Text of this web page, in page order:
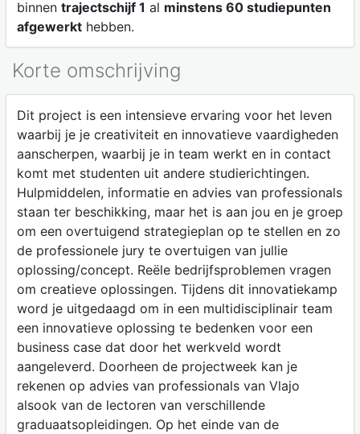
binnen trajectschijf 1 al minstens 60 studiepunten
afgewerkthebben.
Korte omschrijving
Dit project is een intensieve ervaring voor het leven
waarbij je je creativiteit en innovatieve vaardigheden
aanscherpen, waarbij je in team werkt en in contact
komt met studenten uit andere studierichtingen.
Hulpmiddelen, informatie en advies van professionals
staan ter beschikking, maar het is aan jou en je groep
om een overtuigend strategieplan op te stellen en zo
de professionele jury te overtuigen van jullie
oplossing/concept. Reële bedrijfsproblemen vragen
om creatieve oplossingen. Tijdens dit innovatiekamp
word je uitgedaagd om in een multidisciplinair team
een innovatieve oplossing te bedenken voor een
business case dat door het werkveld wordt
aangeleverd. Doorheen de projectweek kan je
rekenen op advies van professionals van Vlajo
alsook van de lectoren van verschillende
graduaatsopleidingen. Op het einde van de